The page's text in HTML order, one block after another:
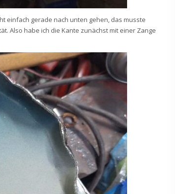
einfach gerade nach unten gehen, das musste
Also habe ich die Kante zunächst mit einer Zange